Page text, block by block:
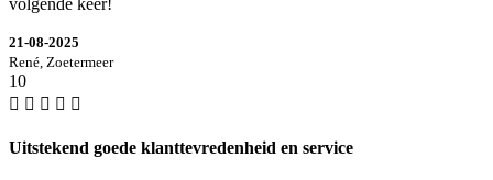
volgende keer!
21-08-2025
René, Zoetermeer
10
Uitstekend goede klanttevredenheid en service